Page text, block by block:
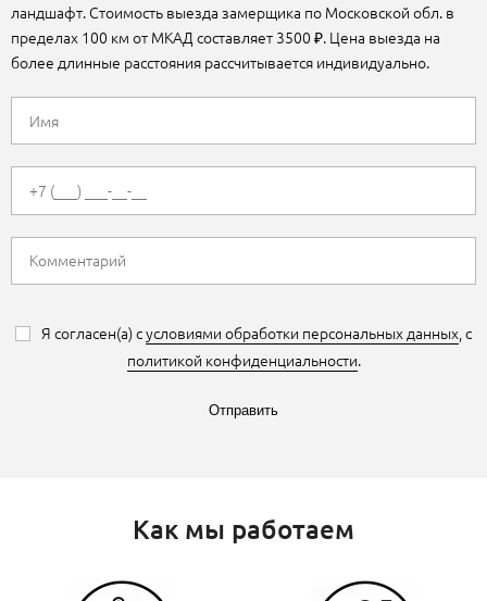
ландшафт. Стоимость выезда замерщика по Московской обл. в
пределах 100 км от МКАД составляет 3500 ₽. Цена выезда на
более длинные расстояния рассчитывается индивидуально.
Я согласен(а) сусловиями обработки персональных данных, с
политикой конфиденциальности.
Отправить
Как мы работаем